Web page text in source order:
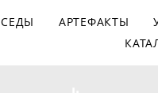
АРТЕФАКТЫ